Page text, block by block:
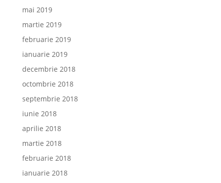
mai 2019
martie 2019
februarie 2019
ianuarie 2019
decembrie 2018
octombrie 2018
septembrie 2018
iunie 2018
aprilie 2018
martie 2018
februarie 2018
ianuarie 2018